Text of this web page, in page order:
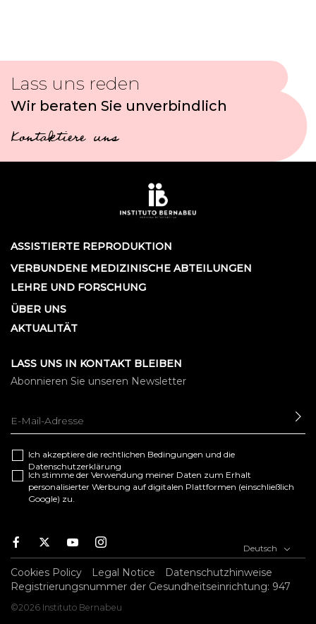
Lass uns reden
Wir beraten Sie unverbindlich
Kontaktiere uns
ASSISTIERTE REPRODUKTION
VERBUNDENE MEDIZINISCHE ABTEILUNGEN
LEHRE UND FORSCHUNG
ÜBER UNS
AKTUALITÄT
LASS UNS IN KONTAKT BLEIBEN
Abonnieren Sie unseren Newsletter
Ich akzeptiere die rechtlichen Bedingungen und die
Datenschutzerklärung
Ich stimme der Verwendung meiner Daten zum Erhalt
personalisierter Werbung auf digitalen Plattformen (einschließlich
Google) zu.
a
c
e
o
w
t
e
Y
o
u
t
b
I
n
s
t
g
Deutsch
Cookies Policy Legal Notice
Datenschutzhinweise
Registrierungsnummer der Gesundheitseinrichtung: 947
©2026 Instituto Bernabeu